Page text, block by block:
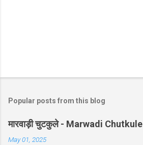
Popular posts from this blog
मारवाड़ी चुटकुले - Marwadi Chutkule
May 01, 2025